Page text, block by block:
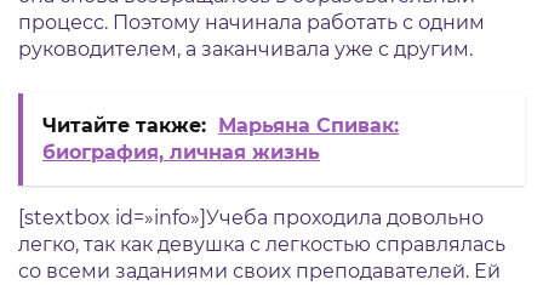
процесс. Поэтому начинала работать с одним
руководителем, а заканчивала уже с другим.
Читайте также:
Марьяна Спивак:
биография, личная жизнь
[stextbox id=»info»]Учеба проходила довольно
легко, так как девушка с легкостью справлялась
со всеми заданиями своих преподавателей. Ей